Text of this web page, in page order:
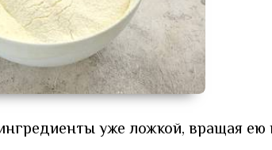
уже ложкой, вращая ею